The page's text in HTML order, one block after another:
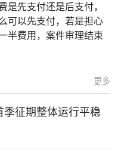
是先支付还是后支付，
可以先支付，若是担心
半费用，案件审理结束
更多
征期整体运行平稳